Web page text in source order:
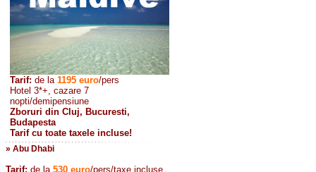
Tarif: de la 1195 euro/pers
Hotel 3*+, cazare 7
nopti/demipensiune
Zboruri din Cluj, Bucuresti,
Budapesta
Tarif cu toate taxele incluse!
» Abu Dhabi
Tarif: de la 530 euro/pers/taxe incluse